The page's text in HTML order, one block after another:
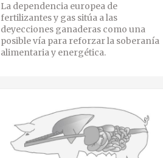
La dependencia europea de
fertilizantes y gas sitúa a las
deyecciones ganaderas como una
posible vía para reforzar la soberanía
alimentaria y energética.